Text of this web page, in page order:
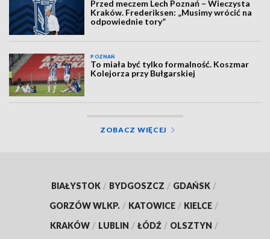
Przed meczem Lech Poznań – Wieczysta
Kraków. Frederiksen: „Musimy wrócić na
odpowiednie tory”
POZNAŃ
To miała być tylko formalność. Koszmar
Kolejorza przy Bułgarskiej
ZOBACZ WIĘCEJ
BIAŁYSTOK / BYDGOSZCZ / GDAŃSK /
GORZÓW WLKP. / KATOWICE / KIELCE /
KRAKÓW / LUBLIN / ŁÓDŹ / OLSZTYN /